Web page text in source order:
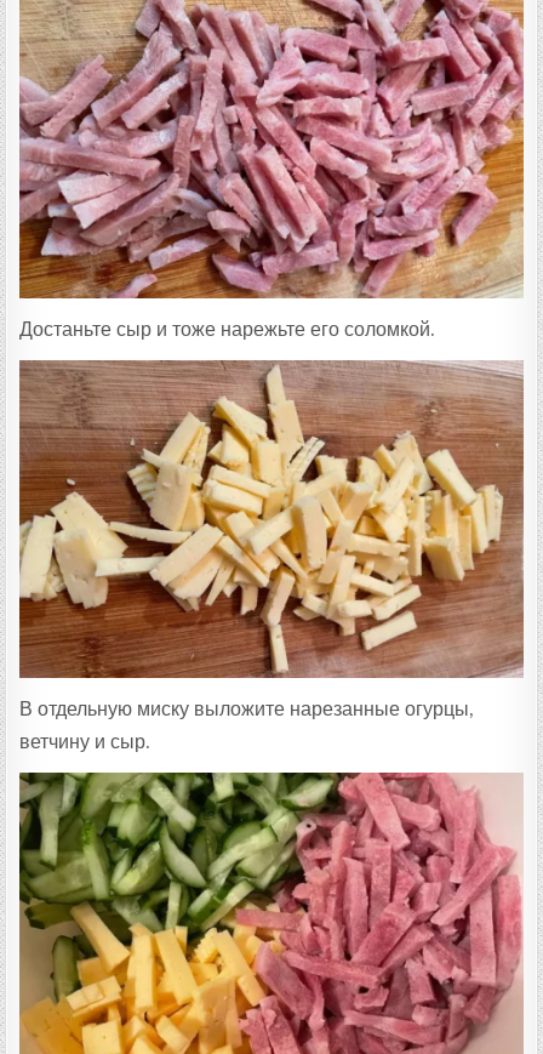
Достаньте сыр и тоже нарежьте его соломкой.
В отдельную миску выложите нарезанные огурцы,
ветчину и сыр.